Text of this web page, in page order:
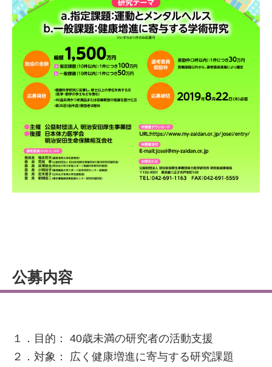
公募内容
１．目的： 40歳未満の研究者の活動支援
２．対象： 広く健康増進に寄与する研究課題